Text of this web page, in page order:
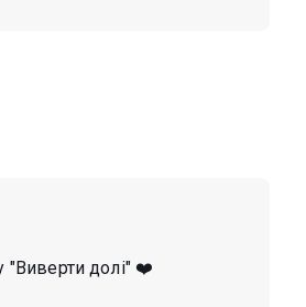
"Виверти долі" ❤️